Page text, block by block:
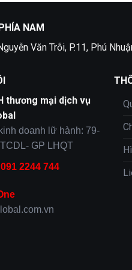
NAM
Văn Trỗi, P.11, Phú
thương mại dịch vụ
doanh lữ hành: 79-
GP LHQT
091 2244 744